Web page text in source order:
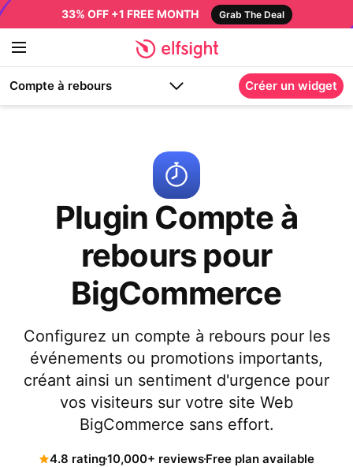
33% OFF +1 FREE MONTH Grab The Deal
Compte à rebours Créer un widget
Plugin Compte à
rebours pour
BigCommerce
Configurez un compte à rebours pour les
événements ou promotions importants,
créant ainsi un sentiment d'urgence pour
vos visiteurs sur votre site Web
BigCommerce sans effort.
4.8 rating10,000+ reviewsFree plan available